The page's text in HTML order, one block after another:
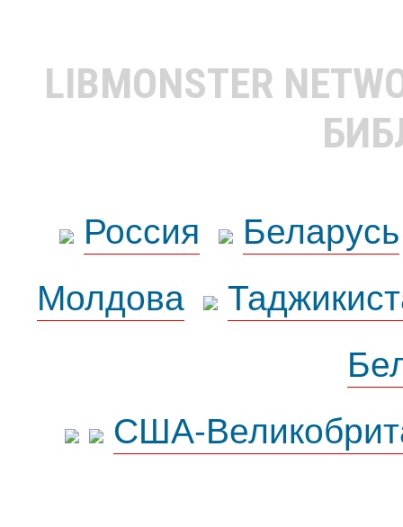
LIBMONSTER
Россия
Беларусь
Молдова
США-